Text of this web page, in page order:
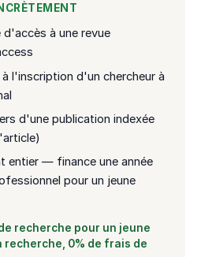
d'accès à une revue
l'inscription d'un chercheur à
d'une publication indexée
entier — finance une année
pour un jeune
recherche pour un jeune
recherche, 0% de frais de